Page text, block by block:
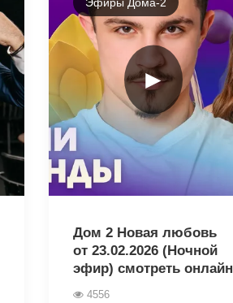
►
Дом 2 Новая любовь
от 23.02.2026 (Ночной
эфир) смотреть онлайн
4556